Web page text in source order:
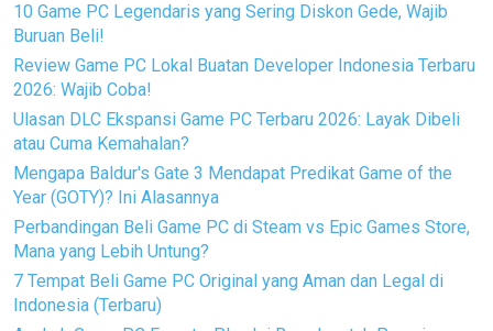
10 Game PC Legendaris yang Sering Diskon Gede, Wajib
Buruan Beli!
Review Game PC Lokal Buatan Developer Indonesia Terbaru
2026: Wajib Coba!
Ulasan DLC Ekspansi Game PC Terbaru 2026: Layak Dibeli
atau Cuma Kemahalan?
Mengapa Baldur's Gate 3 Mendapat Predikat Game of the
Year (GOTY)? Ini Alasannya
Perbandingan Beli Game PC di Steam vs Epic Games Store,
Mana yang Lebih Untung?
7 Tempat Beli Game PC Original yang Aman dan Legal di
Indonesia (Terbaru)